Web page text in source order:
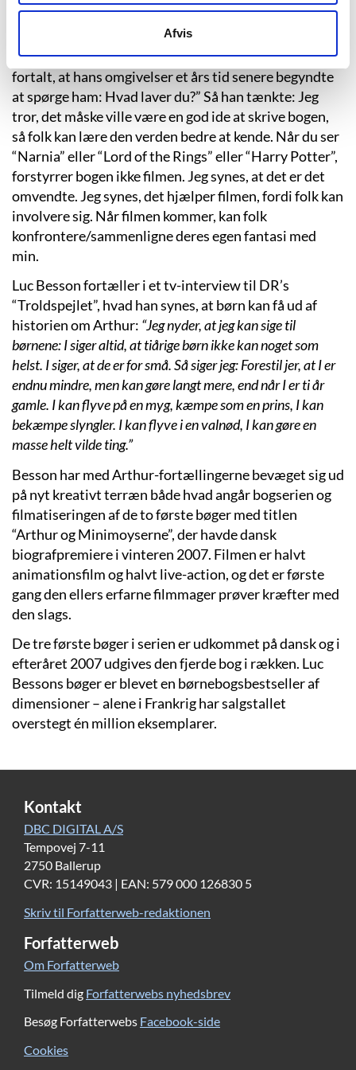
Afvis
Luc Bessons debutbog “Arthur og Minimoyserne”, der
udkom i Frankrig i 2002, var egentlig tænkt som et
klassisk filmmanuskript til at begynde med. Han har
fortalt, at hans omgivelser et års tid senere begyndte
at spørge ham: Hvad laver du?” Så han tænkte: Jeg
tror, det måske ville være en god ide at skrive bogen,
så folk kan lære den verden bedre at kende. Når du ser
“Narnia” eller “Lord of the Rings” eller “Harry Potter”,
forstyrrer bogen ikke filmen. Jeg synes, at det er det
omvendte. Jeg synes, det hjælper filmen, fordi folk kan
involvere sig. Når filmen kommer, kan folk
konfrontere/sammenligne deres egen fantasi med
min.
Luc Besson fortæller i et tv-interview til DR’s
“Troldspejlet”, hvad han synes, at børn kan få ud af
historien om Arthur: “Jeg nyder, at jeg kan sige til
børnene: I siger altid, at tiårige børn ikke kan noget som
helst. I siger, at de er for små. Så siger jeg: Forestil jer, at I er
endnu mindre, men kan gøre langt mere, end når I er ti år
gamle. I kan flyve på en myg, kæmpe som en prins, I kan
bekæmpe slyngler. I kan flyve i en valnød, I kan gøre en
masse helt vilde ting.”
Besson har med Arthur-fortællingerne bevæget sig ud
på nyt kreativt terræn både hvad angår bogserien og
filmatiseringen af de to første bøger med titlen
“Arthur og Minimoyserne”, der havde dansk
biografpremiere i vinteren 2007. Filmen er halvt
animationsfilm og halvt live-action, og det er første
gang den ellers erfarne filmmager prøver kræfter med
den slags.
De tre første bøger i serien er udkommet på dansk og i
efteråret 2007 udgives den fjerde bog i rækken. Luc
Bessons bøger er blevet en børnebogsbestseller af
dimensioner – alene i Frankrig har salgstallet
overstegt én million eksemplarer.
Kontakt
DBC DIGITAL A/S
Tempovej 7-11
2750 Ballerup
CVR: 15149043 | EAN: 579 000 126830 5
Skriv til Forfatterweb-redaktionen
Forfatterweb
Om Forfatterweb
Tilmeld dig Forfatterwebs nyhedsbrev
Besøg Forfatterwebs Facebook-side
Cookies